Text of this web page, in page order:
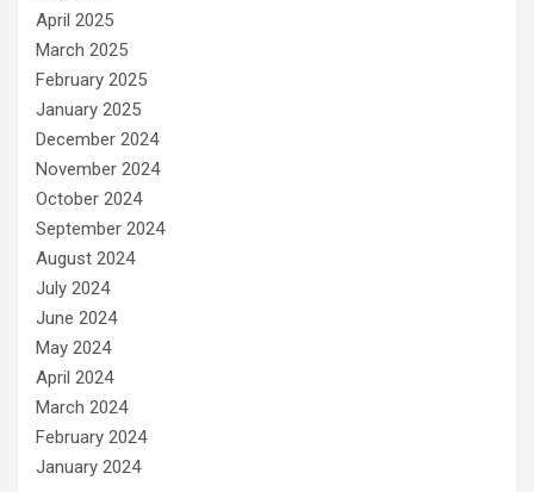
April 2025
March 2025
February 2025
January 2025
December 2024
November 2024
October 2024
September 2024
August 2024
July 2024
June 2024
May 2024
April 2024
March 2024
February 2024
January 2024